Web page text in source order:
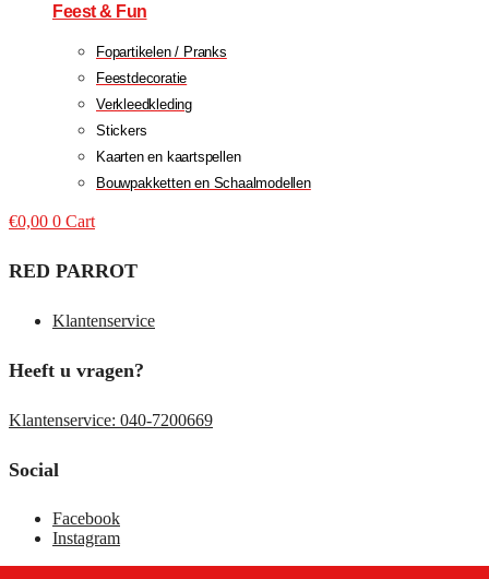
Feest & Fun
Fopartikelen / Pranks
Feestdecoratie
Verkleedkleding
Stickers
Kaarten en kaartspellen
Bouwpakketten en Schaalmodellen
€0,00 0 Cart
RED PARROT
Klantenservice
Heeft u vragen?
Klantenservice: 040-7200669
Social
Facebook
Instagram